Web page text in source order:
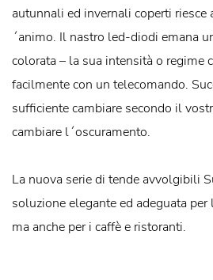
autunnali ed invernali coperti riesce
´animo. Il nastro led-diodi emana
colorata – la sua intensità o regime
facilmente con un telecomando.
sufficiente cambiare secondo il
cambiare l´oscuramento.
La nuova serie di tende avvolgibili
soluzione elegante ed adeguata per
ma anche per i caffè e ristoranti.